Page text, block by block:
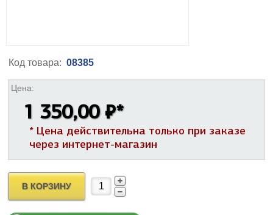
Код товара: 08385
Цена:
1 350,00 ₽*
* Цена действительна только при заказе
через интернет-магазин
В КОРЗИНУ